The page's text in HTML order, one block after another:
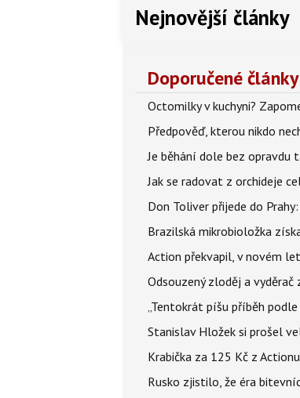
Nejnovější články
Doporučené články
Octomilky v kuchyni?
Předpověď, kterou nikdo
Je běhání dole bez opravdu
Jak se radovat z orchideje
Don Toliver přijede do
Brazilská mikrobioložka
Action překvapil, v novém
Odsouzený zloděj a vyděrač
„Tentokrát píšu příběh
Stanislav Hložek si prošel
Krabička za 125 Kč z
Rusko zjistilo, že éra